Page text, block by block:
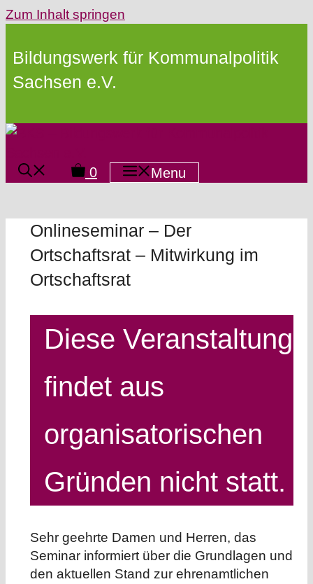
Zum Inhalt springen
Bildungswerk für Kommunalpolitik
Sachsen e.V.
0 Menu
Onlineseminar – Der
Ortschaftsrat – Mitwirkung im
Ortschaftsrat
Diese Veranstaltung
findet aus
organisatorischen
Gründen nicht statt.
Sehr geehrte Damen und Herren, das
Seminar informiert über die Grundlagen und
den aktuellen Stand zur ehrenamtlichen